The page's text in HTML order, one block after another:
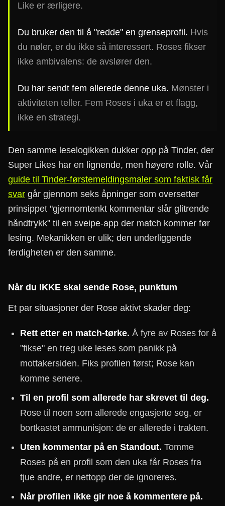
Like er ærligere.
Du bruker den til å "redde" en grenseprofil. Hvis
du nøler, er du ikke så interessert. Roses fikser
ikke ambivalens: de avslører den.
Du har sendt fem allerede denne uka. Mønster i
aktiviteten teller. Fem Roses i uka er et flagg,
ikke en strategi.
Den samme leselogikken dukker opp på Tinder, der
Super Likes har en lignende, men høyere rolle. Vår
guide til Tinder-førstemeldingsmaler som faktisk får
svar går gjennom seks åpninger som oversetter
prinsippet "gjennomtenkt kommentar slår glitrende
håndtrykk" til en sveipe-app der match kommer før
lesing. Mekanikken er ulik; den underliggende
ferdigheten er den samme.
Når du IKKE skal sende Rose, punktum
Et par situasjoner der Rose aktivt skader deg:
Rett etter en match-tørke. Å fyre av Roses for å
"fikse" en treg uke leses som panikk på
mottakersiden. Fiks profilen først; Rose kan
komme senere.
Til en profil som allerede har skrevet til deg.
Rose til noen som allerede engasjerte seg, er
bortkastet ammunisjon: de er allerede i trakten.
Uten kommentar på en Standout. Tomme
Roses på en profil som den uka får Roses fra
tjue andre, er nettopp der de ignoreres.
Når profilen ikke gir noe å kommentere på.